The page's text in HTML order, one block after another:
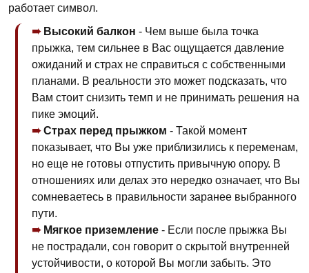
работает символ.
Высокий балкон - Чем выше была точка
прыжка, тем сильнее в Вас ощущается давление
ожиданий и страх не справиться с собственными
планами. В реальности это может подсказать, что
Вам стоит снизить темп и не принимать решения на
пике эмоций.
Страх перед прыжком - Такой момент
показывает, что Вы уже приблизились к переменам,
но еще не готовы отпустить привычную опору. В
отношениях или делах это нередко означает, что Вы
сомневаетесь в правильности заранее выбранного
пути.
Мягкое приземление - Если после прыжка Вы
не пострадали, сон говорит о скрытой внутренней
устойчивости, о которой Вы могли забыть. Это